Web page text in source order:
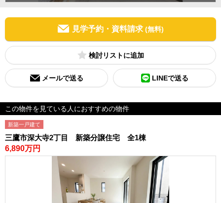
見学予約・資料請求 (無料)
検討リスト
メールで送る LINEで送る
この物件を見ている人におすすめの物件
新築一戸建て
三鷹市深大寺2丁目 新築分譲住宅 全1棟
6,890万円